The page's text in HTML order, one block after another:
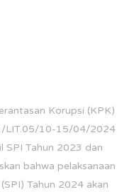
Korupsi (KPK)
LIT.05/10-15/04/2024
SPI Tahun 2023 dan
bahwa pelaksanaan
Tahun 2024 akan